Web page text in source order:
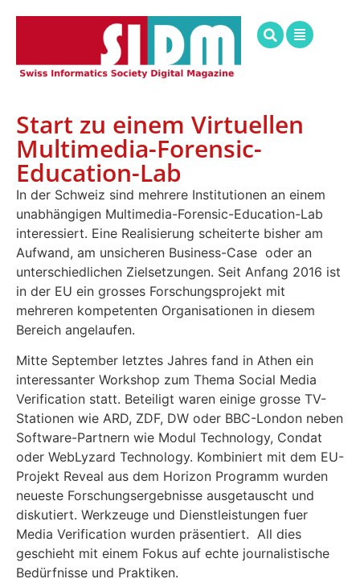
Start zu einem Virtuellen
Multimedia-Forensic-
Education-Lab
In der Schweiz sind mehrere Institutionen an einem
unabhängigen Multimedia-Forensic-Education-Lab
interessiert. Eine Realisierung scheiterte bisher am
Aufwand, am unsicheren Business-Case oder an
unterschiedlichen Zielsetzungen. Seit Anfang 2016 ist
in der EU ein grosses Forschungsprojekt mit
mehreren kompetenten Organisationen in diesem
Bereich angelaufen.
Mitte September letztes Jahres fand in Athen ein
interessanter Workshop zum Thema Social Media
Verification statt. Beteiligt waren einige grosse TV-
Stationen wie ARD, ZDF, DW oder BBC-London neben
Software-Partnern wie Modul Technology, Condat
oder WebLyzard Technology. Kombiniert mit dem EU-
Projekt Reveal aus dem Horizon Programm wurden
neueste Forschungsergebnisse ausgetauscht und
diskutiert. Werkzeuge und Dienstleistungen fuer
Media Verification wurden präsentiert. All dies
geschieht mit einem Fokus auf echte journalistische
Bedürfnisse und Praktiken.